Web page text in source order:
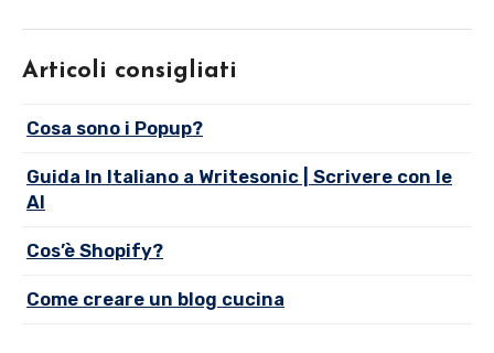
Articoli consigliati
Cosa sono i Popup?
Guida In Italiano a Writesonic | Scrivere con le
AI
Cos’è Shopify?
Come creare un blog cucina